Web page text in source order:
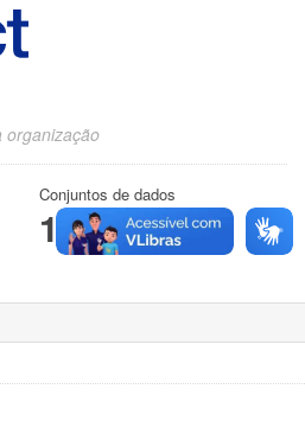
organização
Conjuntos de dados
1